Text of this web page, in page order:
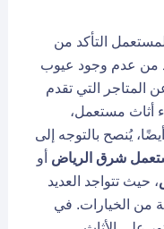
التأكد من
من عدم وجود عيوب
المتاجر التي تقدم
أثاث مستعمل،
يُنصح بالتوجه إلى
شرق الرياض أو
، حيث تتواجد العديد
من الخيارات. في